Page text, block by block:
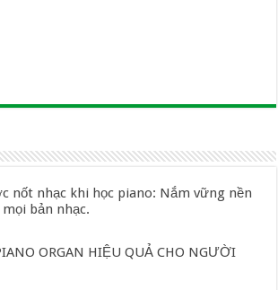
nốt nhạc khi học piano: Nắm vững nền
bản nhạc.
ORGAN HIỆU QUẢ CHO NGƯỜI